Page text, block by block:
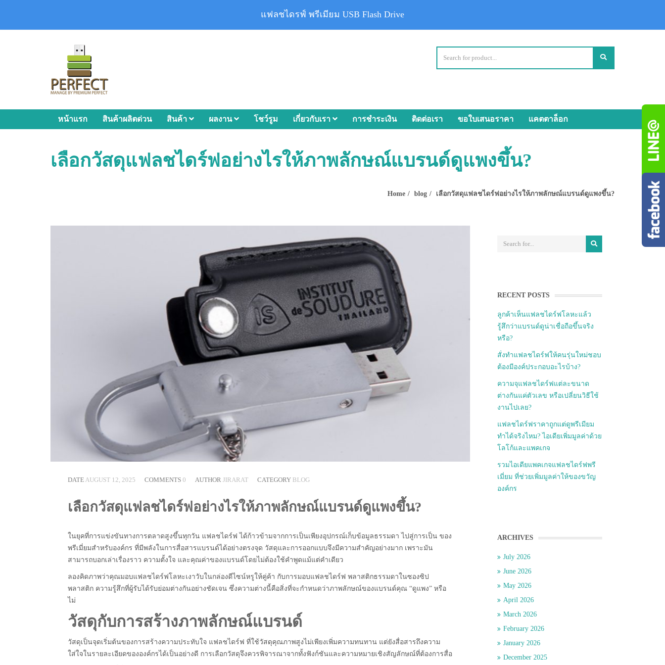
หน้าแรก สินค้าผลิตด่วน สินค้า ผลงาน โชว์รูม เกี่ยวกับเรา การชำระเงิน ติดต่อเรา ขอใบเสนอราคา แคตตาล็อก
เลือกวัสดุแฟลชไดร์ฟอย่างไรให้ภาพลักษณ์แบรนด์ดูแพงขึ้น?
Home blog เลือกวัสดุแฟลชไดร์ฟอย่างไรให้ภาพลักษณ์แบรนด์ดูแพงขึ้น?
DATE AUGUST 12, 2025 COMMENTS 0 AUTHOR JIRARAT CATEGORY BLOG
เลือกวัสดุแฟลชไดร์ฟอย่างไรให้ภาพลักษณ์แบรนด์ดูแพงขึ้น?
ในยุคที่การแข่งขันทางการตลาดสูงขึ้นทุกวัน แฟลชไดร์ฟ ได้ก้าวข้ามจากการเป็นเพียงอุปกรณ์เก็บข้อมูลธรรมดา ไปสู่การเป็น ของ
พรีเมี่ยมสำหรับองค์กร ที่มีพลังในการสื่อสารแบรนด์ได้อย่างตรงจุด วัสดุและการออกแบบจึงมีความสำคัญอย่างมาก เพราะมัน
สามารถบอกเล่าเรื่องราว ความตั้งใจ และคุณค่าของแบรนด์โดยไม่ต้องใช้คำพูดแม้แต่คำเดียว
ลองคิดภาพว่าคุณมอบแฟลชไดร์ฟโลหะเงาวับในกล่องดีไซน์หรูให้คู่ค้า กับการมอบแฟลชไดร์ฟ พลาสติกธรรมดาในซองซิป
พลาสติก ความรู้สึกที่ผู้รับได้รับย่อมต่างกันอย่างชัดเจน ซึ่งความต่างนี้คือสิ่งที่จะกำหนดว่าภาพลักษณ์ของแบรนด์คุณ “ดูแพง” หรือ
ไม่
วัสดุกับการสร้างภาพลักษณ์แบรนด์
วัสดุเป็นจุดเริ่มต้นของการสร้างความประทับใจ แฟลชไดร์ฟ ที่ใช้วัสดุคุณภาพสูงไม่เพียงเพิ่มความทนทาน แต่ยังสื่อสารถึงความ
ใส่ใจในรายละเอียดขององค์กรได้เป็นอย่างดี การเลือกวัสดุจึงควรพิจารณาจากทั้งฟังก์ชันและความหมายเชิงสัญลักษณ์ที่ต้องการสื่อ
RECENT POSTS
ลูกค้าเห็นแฟลชไดร์ฟโลหะแล้ว
รู้สึกว่าแบรนด์ดูน่าเชื่อถือขึ้นจริง
หรือ?
สั่งทำแฟลชไดร์ฟให้คนรุ่นใหม่ชอบ
ต้องมีองค์ประกอบอะไรบ้าง?
ความจุแฟลชไดร์ฟแต่ละขนาด
ต่างกันแค่ตัวเลข หรือเปลี่ยนวิธีใช้
งานไปเลย?
แฟลชไดร์ฟราคาถูกแต่ดูพรีเมียม
ทำได้จริงไหม? ไอเดียเพิ่มมูลค่าด้วย
โลโก้และแพคเกจ
รวมไอเดียแพคเกจแฟลชไดร์ฟพรี
เมี่ยม ที่ช่วยเพิ่มมูลค่าให้ของขวัญ
องค์กร
ARCHIVES
July 2026
June 2026
May 2026
April 2026
March 2026
February 2026
January 2026
December 2025
แฟลชไดรฟ์ พรีเมียม USB Flash Drive